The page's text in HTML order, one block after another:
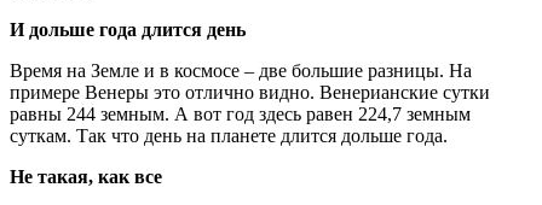
И дольше года длится день
Время на Земле и в космосе – две большие разницы. На
примере Венеры это отлично видно. Венерианские сутки
равны 244 земным. А вот год здесь равен 224,7 земным
суткам. Так что день на планете длится дольше года.
Не такая, как все